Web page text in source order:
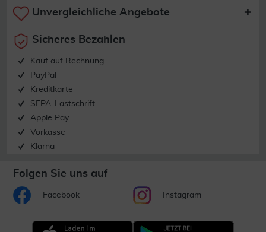
Unvergleichliche Angebote
Sicheres Bezahlen
Kauf auf Rechnung
PayPal
Kreditkarte
SEPA-Lastschrift
Apple Pay
Vorkasse
Klarna
Folgen Sie uns auf
Facebook Instagram